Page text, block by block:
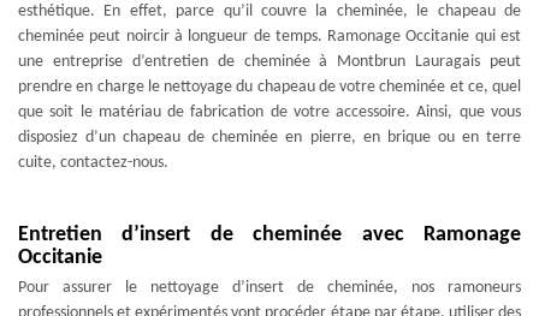
esthétique. En effet, parce qu’il couvre la cheminée, le chapeau de
cheminée peut noircir à longueur de temps. Ramonage Occitanie qui est
une entreprise d’entretien de cheminée à Montbrun Lauragais peut
prendre en charge le nettoyage du chapeau de votre cheminée et ce, quel
que soit le matériau de fabrication de votre accessoire. Ainsi, que vous
disposiez d’un chapeau de cheminée en pierre, en brique ou en terre
cuite, contactez-nous.
Entretien d’insert de cheminée avec Ramonage
Occitanie
Pour assurer le nettoyage d’insert de cheminée, nos ramoneurs